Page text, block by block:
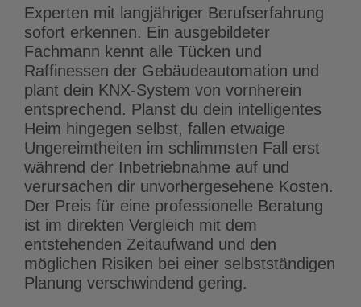
Experten mit langjähriger Berufserfahrung
sofort erkennen. Ein ausgebildeter
Fachmann kennt alle Tücken und
Raffinessen der Gebäudeautomation und
plant dein KNX-System von vornherein
entsprechend. Planst du dein intelligentes
Heim hingegen selbst, fallen etwaige
Ungereimtheiten im schlimmsten Fall erst
während der Inbetriebnahme auf und
verursachen dir unvorhergesehene Kosten.
Der Preis für eine professionelle Beratung
ist im direkten Vergleich mit dem
entstehenden Zeitaufwand und den
möglichen Risiken bei einer selbstständigen
Planung verschwindend gering.